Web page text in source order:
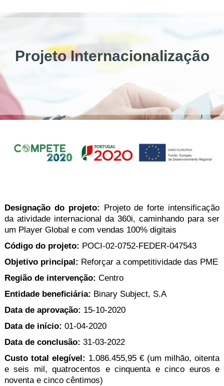
Projeto Internacionalização
Designação do projeto: Projeto de forte intensificação
da atividade internacional da 360i, caminhando para ser
um Player Global e com vendas 100% digitais
Código do projeto: POCI-02-0752-FEDER-047543
Objetivo principal: Reforçar a competitividade das PME
Região de intervenção: Centro
Entidade beneﬁciária: Binary Subject, S.A
Data de aprovação: 15-10-2020
Data de início: 01-04-2020
Data de conclusão: 31-03-2022
Custo total elegível: 1.086.455,95 € (um milhão, oitenta
e seis mil, quatrocentos e cinquenta e cinco euros e
noventa e cinco cêntimos)